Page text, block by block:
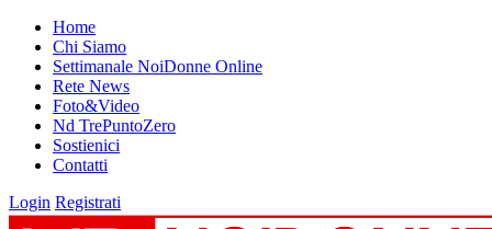
Home
Chi Siamo
Settimanale NoiDonne Online
Rete News
Foto&Video
Nd TrePuntoZero
Sostienici
Contatti
Login Registrati